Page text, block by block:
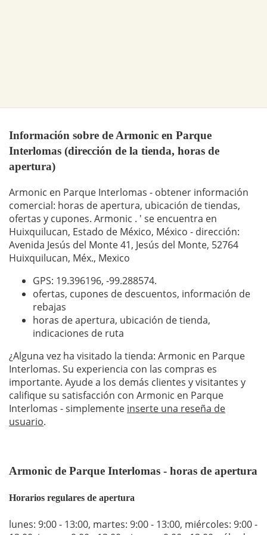
Información sobre de Armonic en Parque
Interlomas (dirección de la tienda, horas de
apertura)
Armonic en Parque Interlomas - obtener información
comercial: horas de apertura, ubicación de tiendas,
ofertas y cupones. Armonic . ' se encuentra en
Huixquilucan, Estado de México, México - dirección:
Avenida Jesús del Monte 41, Jesús del Monte, 52764
Huixquilucan, Méx., Mexico
GPS: 19.396196, -99.288574.
ofertas, cupones de descuentos, información de
rebajas
horas de apertura, ubicación de tienda,
indicaciones de ruta
¿Alguna vez ha visitado la tienda: Armonic en Parque
Interlomas. Su experiencia con las compras es
importante. Ayude a los demás clientes y visitantes y
califique su satisfacción con Armonic en Parque
Interlomas - simplemente inserte una reseña de
usuario.
Armonic de Parque Interlomas - horas de apertura
Horarios regulares de apertura
lunes: 9:00 - 13:00, martes: 9:00 - 13:00, miércoles: 9:00 -